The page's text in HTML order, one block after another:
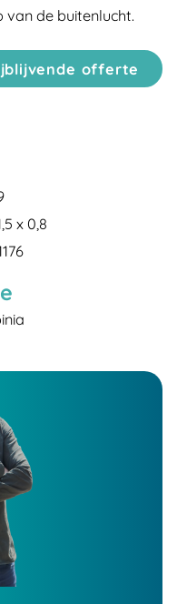
van de buitenlucht.
offerte
x 0,8